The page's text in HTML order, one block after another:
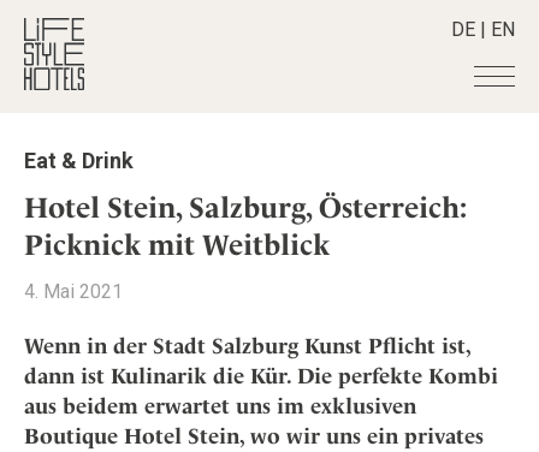
DE | EN
Hotels +
Alle Hotels
Alpine Lifestyle
City
Countryside
Mindful Traveller
New Member
Destinationen +
Alle Destinationen
Griechenland
Indien
Indonesien
Stories +
Alle Stories
Aktiv & Wellness
Culture
Design & Architektur
Shop +
Alle Produkte
Lifestylehotels BOOK
The Stylemate Magazin/e
Gutschein/Voucher
Smart Traveller +
Alle Smart Deals
Smart Traveller
Newsletter
Become a member
+
Eat & Drink
Hotel Stein, Salzburg, Österreich:
Picknick mit Weitblick
4. Mai 2021
Wenn in der Stadt Salzburg Kunst Pflicht ist,
dann ist Kulinarik die Kür. Die perfekte Kombi
aus beidem erwartet uns im exklusiven
Boutique Hotel Stein, wo wir uns ein privates